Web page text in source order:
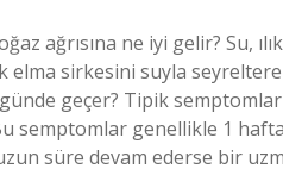
ağrısına ne iyi gelir? Su,
elma sirkesini suyla
geçer? Tipik semptomlar
semptomlar genellikle 1
süre devam ederse bir